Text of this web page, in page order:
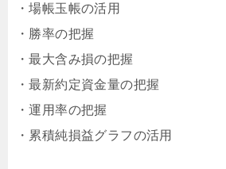
・場帳玉帳の活用
・勝率の把握
・最大含み損の把握
・最新約定資金量の把握
・運用率の把握
・累積純損益グラフの活用